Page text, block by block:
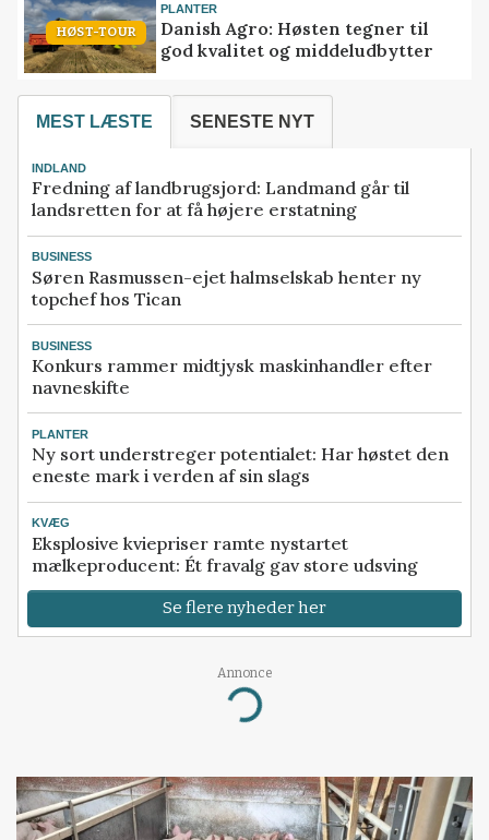
HØST-TOUR
PLANTER
Danish Agro: Høsten tegner til
god kvalitet og middeludbytter
MEST LÆSTE SENESTE NYT
INDLAND
Fredning af landbrugsjord: Landmand går til
landsretten for at få højere erstatning
BUSINESS
Søren Rasmussen-ejet halmselskab henter ny
topchef hos Tican
BUSINESS
Konkurs rammer midtjysk maskinhandler efter
navneskifte
PLANTER
Ny sort understreger potentialet: Har høstet den
eneste mark i verden af sin slags
KVÆG
Eksplosive kviepriser ramte nystartet
mælkeproducent: Ét fravalg gav store udsving
Se flere nyheder her
Annonce
Loading...